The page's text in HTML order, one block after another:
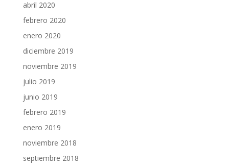
abril 2020
febrero 2020
enero 2020
diciembre 2019
noviembre 2019
julio 2019
junio 2019
febrero 2019
enero 2019
noviembre 2018
septiembre 2018